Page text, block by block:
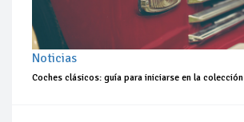
Noticias
Coches clásicos: guía para iniciarse en la colección